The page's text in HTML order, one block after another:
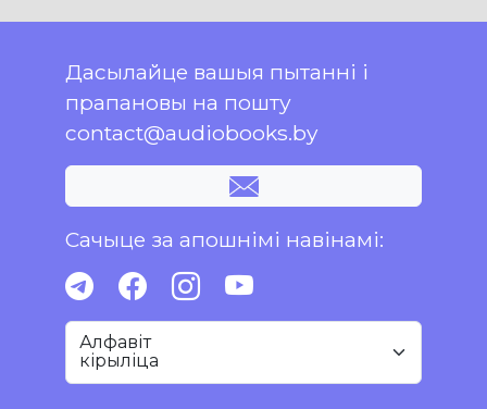
Дасылайце вашыя пытанні і
прапановы на пошту
contact@audiobooks.by
Сачыце за апошнімі навінамі:
Алфавіт